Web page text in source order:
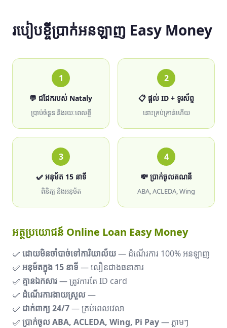
របៀបខ្ចីប្រាក់អនឡាញ Easy Money
1
💬 ជជែករបស់ Nataly
ប្រាប់ចំនួន និងរយៈពេលខ្ចី
2
📋 ផ្ដល់ ID + ទូរស័ព្ទ
នោះគ្រប់គ្រាន់ហើយ
3
✅ អនុម័ត 15 នាទី
ពិនិត្យ និងអនុម័ត
4
💸 ប្រាក់ចូលគណនី
ABA, ACLEDA, Wing
អត្ថប្រយោជន៍ Online Loan Easy Money
✅ ដោយមិនចាំបាច់ទៅការិយាល័យ— ដំណើរការ 100% អនឡាញ
✅ អនុម័តក្នុង 15 នាទី — លឿនជាងធនាគារ
✅ គ្មានឯកសារ— ត្រូវការតែ ID card
✅ ដំណើរការងាយស្រួល—
✅ ដាក់ពាក្យ 24/7— គ្រប់ពេលវេលា
✅ ប្រាក់ចូល ABA, ACLEDA, Wing, Pi Pay— ភ្លាមៗ